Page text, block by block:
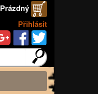
Prázdný
Přihlásit
Najít>